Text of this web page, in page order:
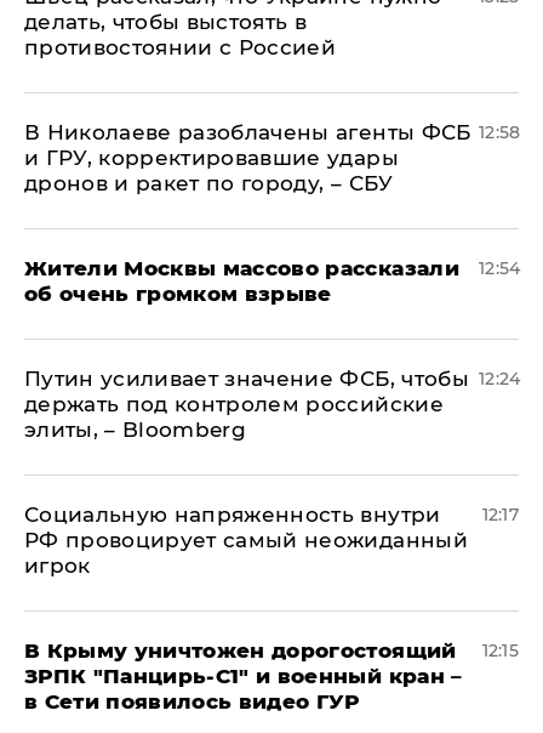
делать, чтобы выстоять в
противостоянии с Россией
В Николаеве разоблачены агенты ФСБ
и ГРУ, корректировавшие удары
дронов и ракет по городу, – СБУ
12:58
Жители Москвы массово рассказали
об очень громком взрыве
12:54
Путин усиливает значение ФСБ, чтобы
держать под контролем российские
элиты, – Bloomberg
12:24
Социальную напряженность внутри
РФ провоцирует самый неожиданный
игрок
12:17
В Крыму уничтожен дорогостоящий
ЗРПК "Панцирь-С1" и военный кран –
в Сети появилось видео ГУР
12:15